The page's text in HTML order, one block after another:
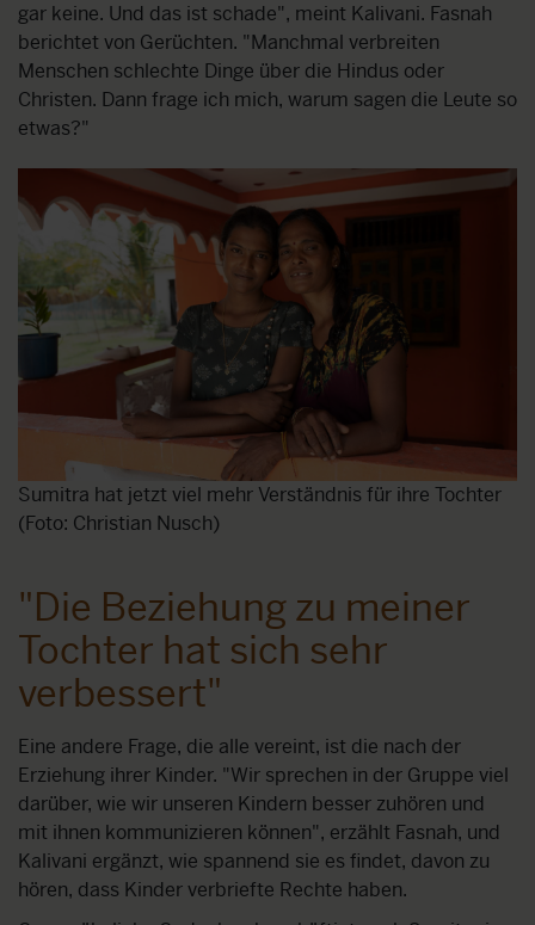
gar keine. Und das ist schade", meint Kalivani. Fasnah
berichtet von Gerüchten. "Manchmal verbreiten
Menschen schlechte Dinge über die Hindus oder
Christen. Dann frage ich mich, warum sagen die Leute so
etwas?"
Sumitra hat jetzt viel mehr Verständnis für ihre Tochter
(Foto: Christian Nusch)
"Die Beziehung zu meiner
Tochter hat sich sehr
verbessert"
Eine andere Frage, die alle vereint, ist die nach der
Erziehung ihrer Kinder. "Wir sprechen in der Gruppe viel
darüber, wie wir unseren Kindern besser zuhören und
mit ihnen kommunizieren können", erzählt Fasnah, und
Kalivani ergänzt, wie spannend sie es findet, davon zu
hören, dass Kinder verbriefte Rechte haben.